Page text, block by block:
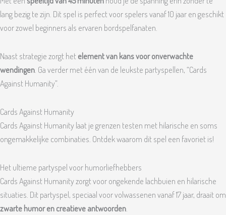
lang bezig te zijn. Dit spel is perfect voor spelers vanaf 10 jaar en geschikt
voor zowel beginners als ervaren bordspelfanaten.
Naast strategie zorgt hetelement van kans voor onverwachte
wendingen . Ga verder met één van de leukste partyspellen, “Cards
Against Humanity”.
Cards Against Humanity
Cards Against Humanity laat je grenzen testen met hilarische en soms
ongemakkelijke combinaties. Ontdek waarom dit spel een favoriet is!
Het ultieme partyspel voor humorliefhebbers
Cards Against Humanity zorgt voor ongekende lachbuien en hilarische
situaties. Dit partyspel, speciaal voor volwassenen vanaf 17 jaar, draait om
zwarte humor en creatieve antwoorden